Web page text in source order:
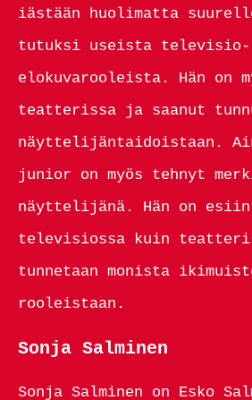
iästään huolimatta
tutuksi useista
elokuvarooleista. Hän on
teatterissa ja saanut
näyttelijäntaidoistaan.
junior on myös tehnyt
näyttelijänä. Hän on
televisiossa kuin
tunnetaan monista
rooleistaan.
Sonja Salminen
Sonja Salminen on Esko